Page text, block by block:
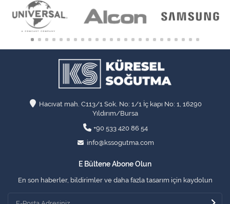
Hacıvat mah. C113/1 Sok. No: 1/1 İç kapı No: 1, 16290
Yıldırım/Bursa
+90 533 420 86 54
info@kssogutma.com
E Bültene Abone Olun
En son haberler, bildirimler ve daha fazla tasarım için kaydolun